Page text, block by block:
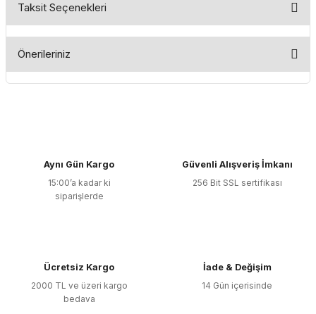
Taksit Seçenekleri
Önerileriniz
Ürün resmi kalitesiz, bozuk veya görüntülenemiyor.
Ürün açıklamasında eksik bilgiler bulunuyor.
Ürün bilgilerinde hatalar bulunuyor.
Aynı Gün Kargo
15:00’a kadar ki
siparişlerde
Güvenli Alışveriş İmkanı
256 Bit SSL sertifikası
Ücretsiz Kargo
2000 TL ve üzeri kargo
bedava
İade & Değişim
14 Gün içerisinde